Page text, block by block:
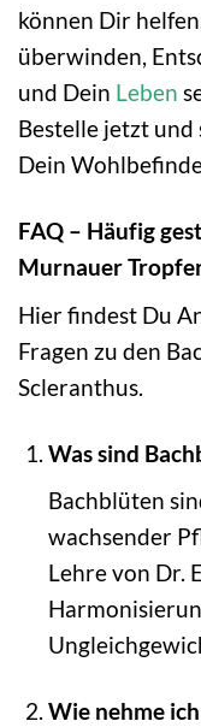
können Dir
überwinden,
und Dein Leben
Bestelle jetzt
Dein
FAQ – Häufig
Murnauer
Hier findest Du
Fragen zu den
Scleranthus.
Was sind
Bachblüten
wachsender
Lehre von Dr.
Wie nehme